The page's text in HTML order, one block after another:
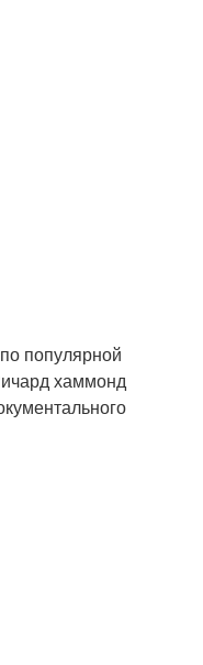
популярной
хаммонд